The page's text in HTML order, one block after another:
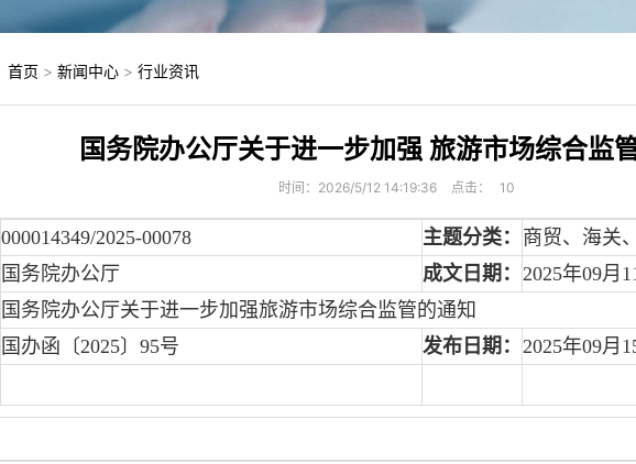
首页 > 新闻中心 > 行业资讯
国务院办公厅关于进一步加强 旅游市场综合监
时间：2026/5/12 14:19:36 点击： 10
000014349/2025-00078 主题分类： 商贸、海关
国务院办公厅 成文日期： 2025年09月
国务院办公厅关于进一步加强旅游市场综合监管的通知
国办函〔2025〕95号 发布日期： 2025年09月